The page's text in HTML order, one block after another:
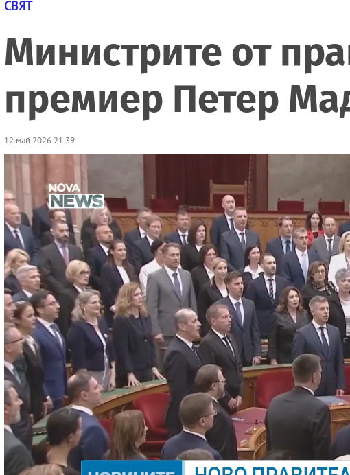
СВЯТ
Министрите от
премиер Петер
12 май 2026 21:39